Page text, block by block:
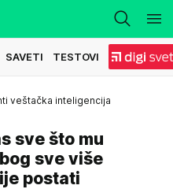
SAVETI TESTOVI
veštačka inteligencija
sve što mu
sve više
postati